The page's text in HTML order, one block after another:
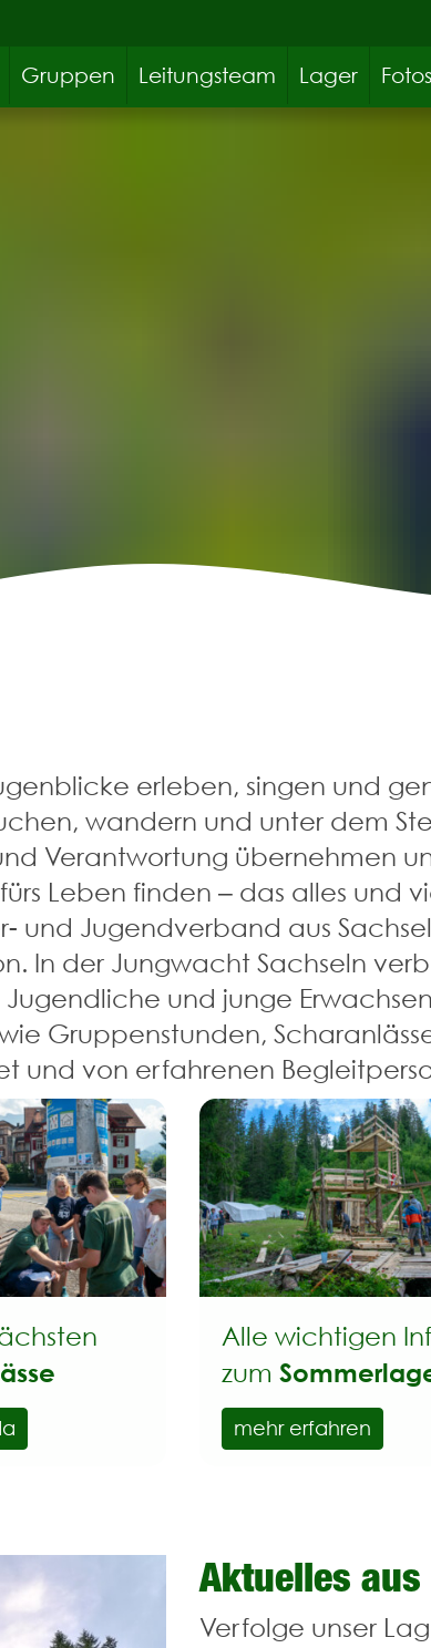
Gruppen Leitungsteam Lager Fotos
erleben, singen und
wandern und unter dem
Verantwortung übernehmen
Leben finden – das alles und
und Jugendverband aus
In der Jungwacht Sachseln
und junge
Gruppenstunden,
und von erfahrenen
Alle wichtigen
zum
mehr erfahren
Aktuelles
Verfolge unser